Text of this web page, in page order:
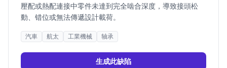
壓配或熱配連接中零件未達到完全啮合深度，導致接頭松
動、错位或無法傳遞設計載荷。
汽車 航太 工業機械 轴承
生成此缺陷